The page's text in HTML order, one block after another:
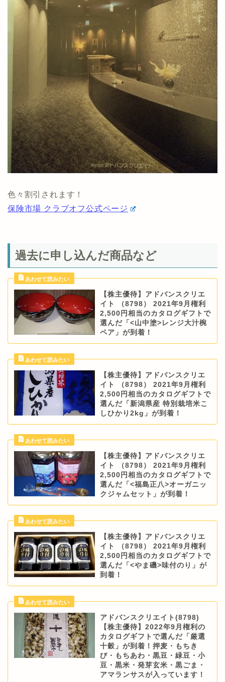
色々割引されます！
保険市場 クラブオフ公式ページ
過去に申し込んだ商品など
【株主優待】アドバンスクリエ
イト （8798） 2021年9月権利
2,500円相当のカタログギフトで
選んだ「<山中塗>レンジ大汁椀
ペア」が到着！
【株主優待】アドバンスクリエ
イト （8798） 2021年9月権利
2,500円相当のカタログギフトで
選んだ「新潟県産 特別栽培米こ
しひかり2kg」が到着！
【株主優待】アドバンスクリエ
イト （8798） 2021年9月権利
2,500円相当のカタログギフトで
選んだ「<福島正八>オーガニッ
クジャムセット」が到着！
【株主優待】アドバンスクリエ
イト （8798） 2021年9月権利
2,500円相当のカタログギフトで
選んだ「<やま磯>味付のり」が
到着！
アドバンスクリエイト(8798)
【株主優待】2022年9月権利の
カタログギフトで選んだ「厳選
十穀」が到着！押麦・もちき
び・もちあわ・黒豆・緑豆・小
豆・黒米・発芽玄米・黒ごま・
アマランサスが入っています！